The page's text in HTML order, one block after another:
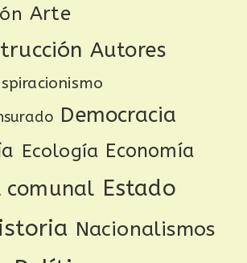
Arte
Autores
Democracia
Ecología Economía
comunal Estado
Nacionalismos